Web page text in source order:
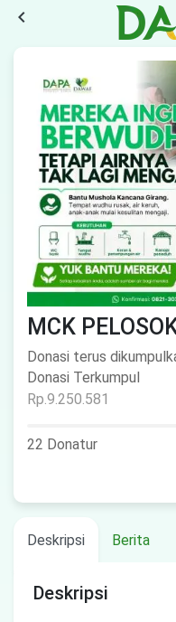
navigate_before
MCK
Donasi terus
Donasi Terkumpul
Rp.9.250.581
22 Donatur
Deskripsi Berita
Deskripsi